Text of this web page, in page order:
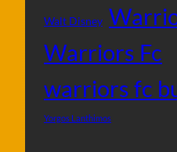
Walt Disney
Warriors Fc
warriors fc
Yorgos Lanthimos